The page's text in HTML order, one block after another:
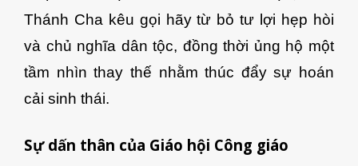
Thánh Cha kêu gọi hãy từ bỏ tư lợi hẹp hòi
và chủ nghĩa dân tộc, đồng thời ủng hộ một
tầm nhìn thay thế nhằm thúc đẩy sự hoán
cải sinh thái.
Sự dấn thân của Giáo hội Công giáo